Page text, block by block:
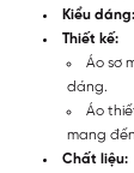
Kiểu dáng:
Thiết kế:
Áo sơ
dáng.
Áo
mang
Chất liệu: